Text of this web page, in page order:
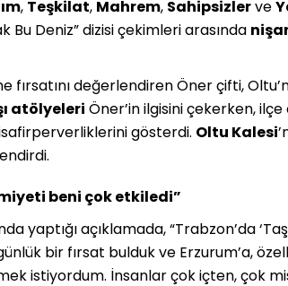
, Teşkilat, Mahrem, Sahipsizler ve
Bu Deniz” dizisi çekimleri arasında
fırsatını değerlendiren Öner çifti,
atölyeleri Öner’in ilgisini çekerken,
gösterdi. Oltu Kalesi
beni çok etkiledi”
yaptığı açıklamada, “Trabzon’da
bir fırsat bulduk ve Erzurum’a,
istiyordum. İnsanlar çok içten, çok